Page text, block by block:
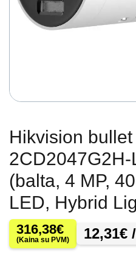
Hikvision
(balta, 4 MP,
LED, Hybrid
316,38€
(Kaina su PVM) 12,31€